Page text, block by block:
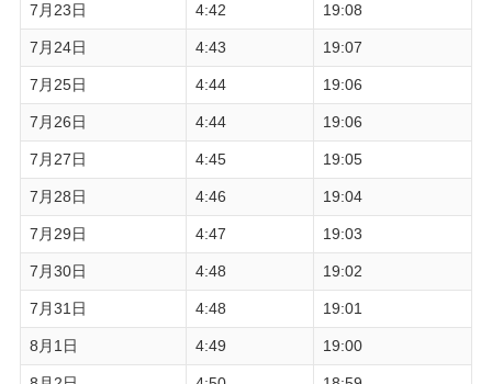
7月23日 4:42 19:08
7月24日 4:43 19:07
7月25日 4:44 19:06
7月26日 4:44 19:06
7月27日 4:45 19:05
7月28日 4:46 19:04
7月29日 4:47 19:03
7月30日 4:48 19:02
7月31日 4:48 19:01
8月1日 4:49 19:00